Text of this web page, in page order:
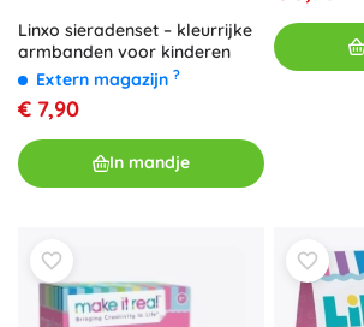
Linxo sieradenset – kleurrijke
armbanden voor kinderen
Extern magazijn ?
€ 7,90
In mandje